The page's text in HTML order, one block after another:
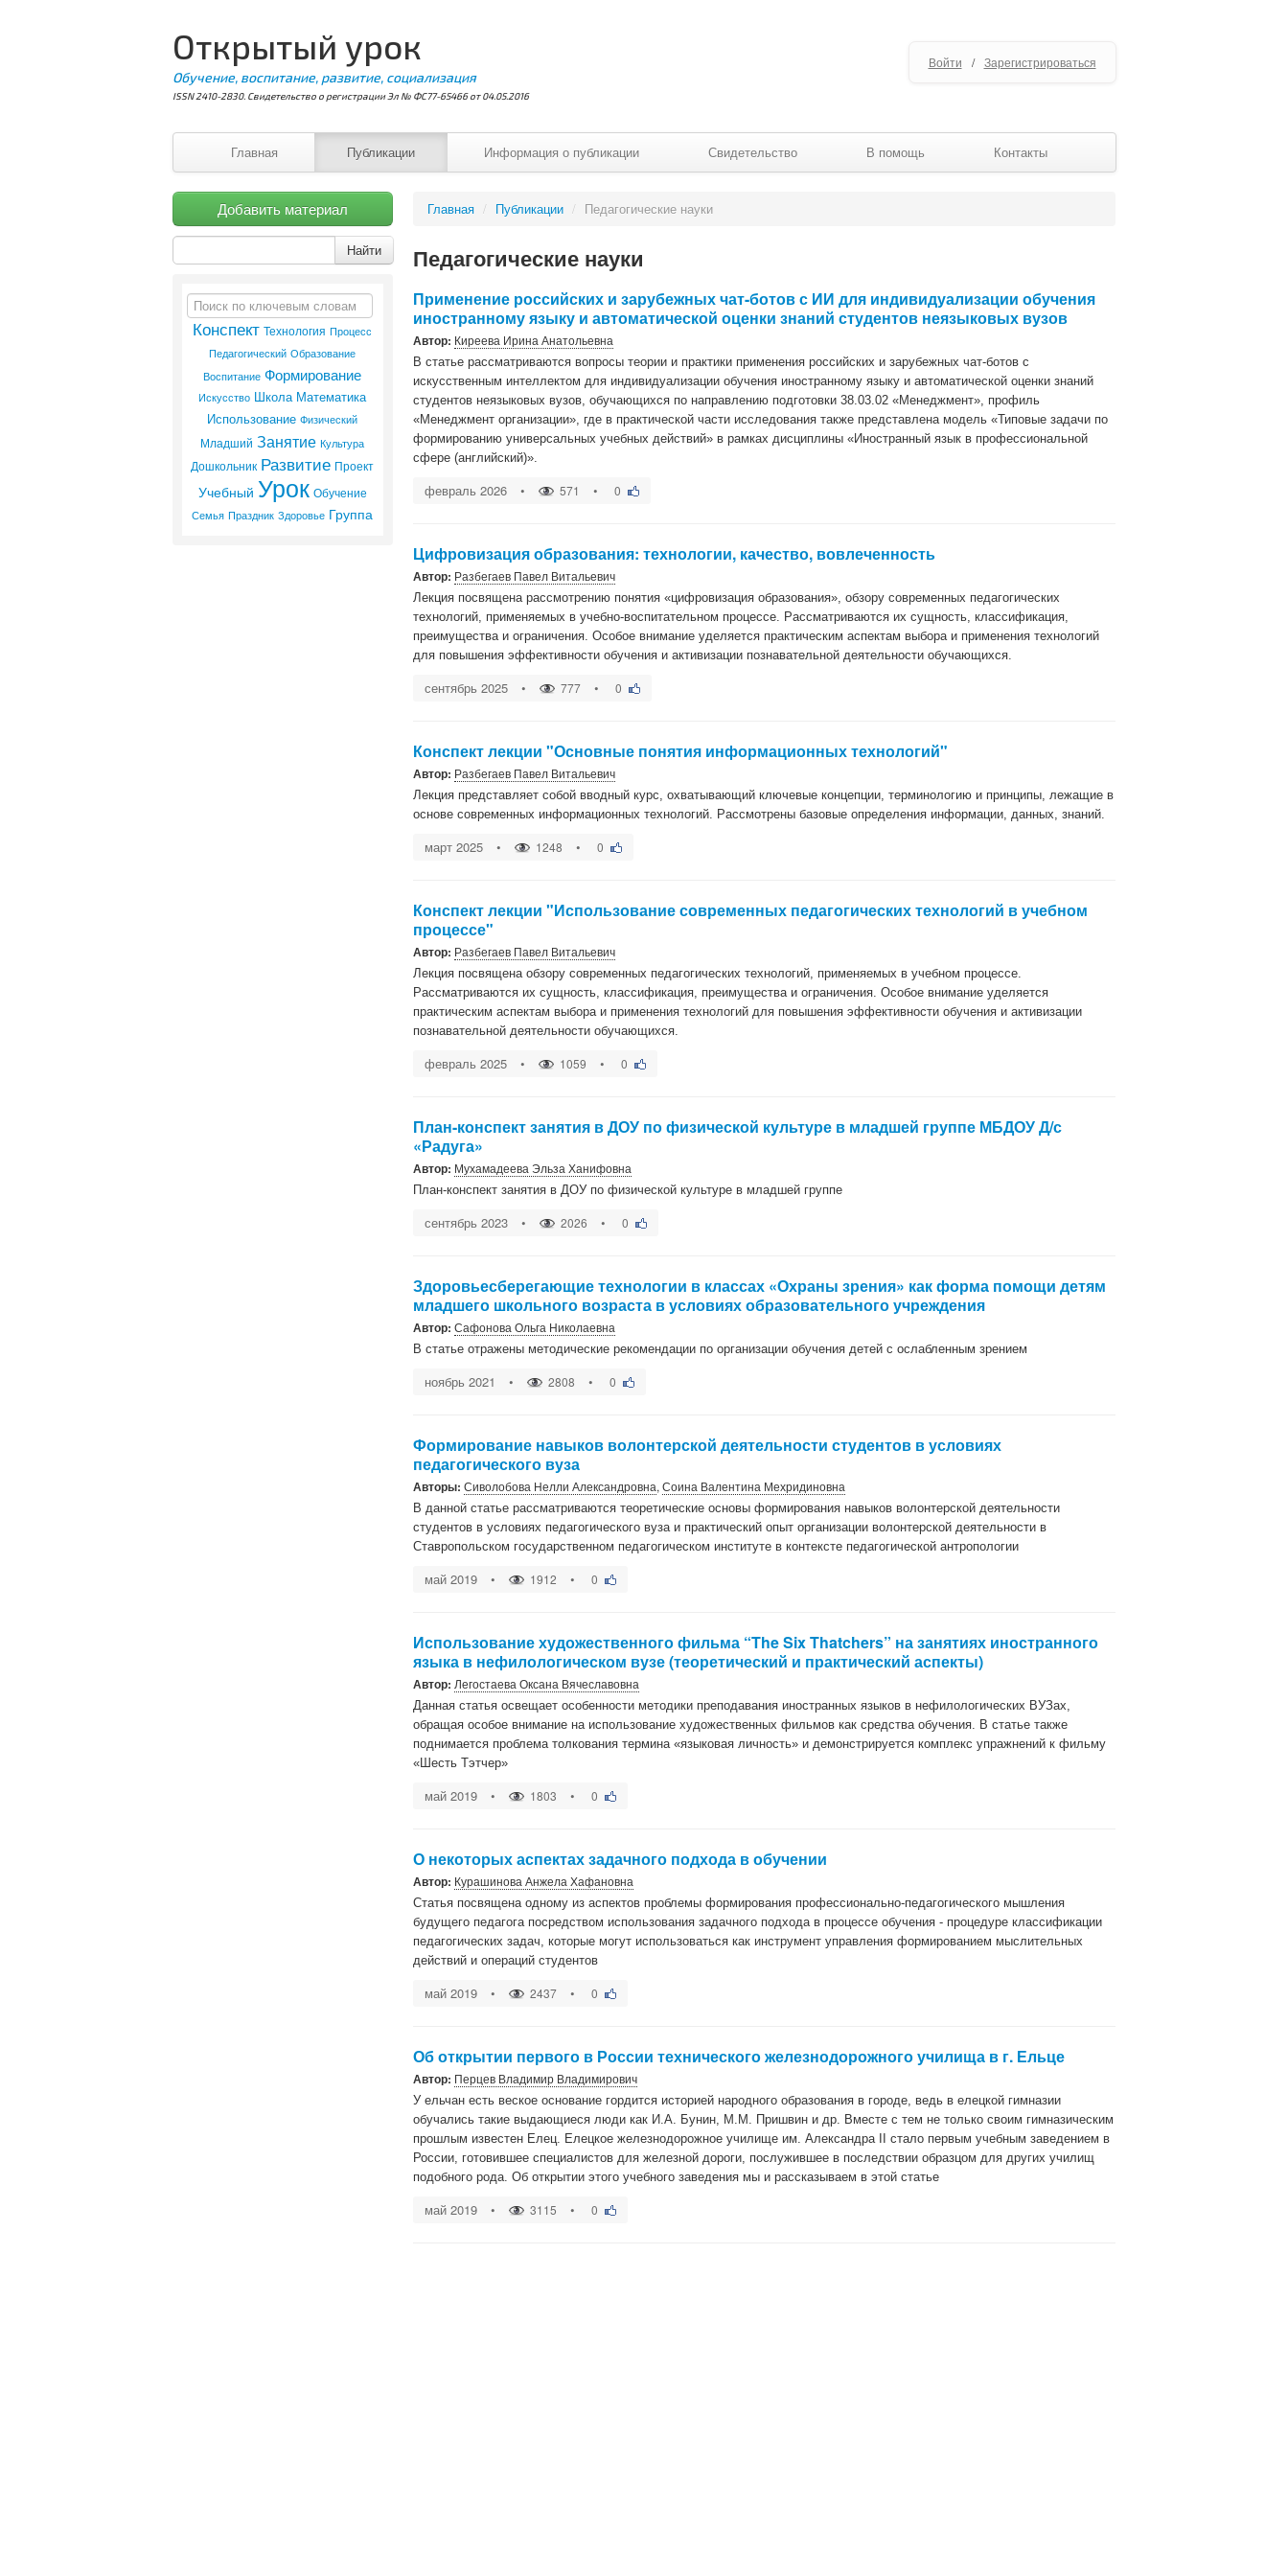
Открытый урок
Обучение, воспитание, развитие, социализация
ISSN 2410-2830. Свидетельство о регистрации Эл № ФС77-65466 от 04.05.2016
Войти / Зарегистрироваться
Главная Публикации Информация о публикации Свидетельство В помощь Контакты
Добавить материал
Найти
Конспект Технология Процесс
Педагогический Образование
Воспитание Формирование
Искусство Школа Математика
Использование Физический
Младший Занятие Культура
Дошкольник Развитие Проект
Учебный Урок Обучение
Семья Праздник Здоровье Группа
Главная / Публикации / Педагогические науки
Педагогические науки
Применение российских и зарубежных чат-ботов с ИИ для индивидуализации обучения
иностранному языку и автоматической оценки знаний студентов неязыковых вузов
Автор: Киреева Ирина Анатольевна
В статье рассматриваются вопросы теории и практики применения российских и зарубежных чат-ботов с
искусственным интеллектом для индивидуализации обучения иностранному языку и автоматической оценки знаний
студентов неязыковых вузов, обучающихся по направлению подготовки 38.03.02 «Менеджмент», профиль
«Менеджмент организации», где в практической части исследования также представлена модель «Типовые задачи по
формированию универсальных учебных действий» в рамках дисциплины «Иностранный язык в профессиональной
сфере (английский)».
февраль 2026 • 571 • 0
Цифровизация образования: технологии, качество, вовлеченность
Автор: Разбегаев Павел Витальевич
Лекция посвящена рассмотрению понятия «цифровизация образования», обзору современных педагогических
технологий, применяемых в учебно-воспитательном процессе. Рассматриваются их сущность, классификация,
преимущества и ограничения. Особое внимание уделяется практическим аспектам выбора и применения технологий
для повышения эффективности обучения и активизации познавательной деятельности обучающихся.
сентябрь 2025 • 777 • 0
Конспект лекции "Основные понятия информационных технологий"
Автор: Разбегаев Павел Витальевич
Лекция представляет собой вводный курс, охватывающий ключевые концепции, терминологию и принципы, лежащие в
основе современных информационных технологий. Рассмотрены базовые определения информации, данных, знаний.
март 2025 • 1248 • 0
Конспект лекции "Использование современных педагогических технологий в учебном
процессе"
Автор: Разбегаев Павел Витальевич
Лекция посвящена обзору современных педагогических технологий, применяемых в учебном процессе.
Рассматриваются их сущность, классификация, преимущества и ограничения. Особое внимание уделяется
практическим аспектам выбора и применения технологий для повышения эффективности обучения и активизации
познавательной деятельности обучающихся.
февраль 2025 • 1059 • 0
План-конспект занятия в ДОУ по физической культуре в младшей группе МБДОУ Д/с
«Радуга»
Автор: Мухамадеева Эльза Ханифовна
План-конспект занятия в ДОУ по физической культуре в младшей группе
сентябрь 2023 • 2026 • 0
Здоровьесберегающие технологии в классах «Охраны зрения» как форма помощи детям
младшего школьного возраста в условиях образовательного учреждения
Автор: Сафонова Ольга Николаевна
В статье отражены методические рекомендации по организации обучения детей с ослабленным зрением
ноябрь 2021 • 2808 • 0
Формирование навыков волонтерской деятельности студентов в условиях
педагогического вуза
Авторы: Сиволобова Нелли Александровна, Соина Валентина Мехридиновна
В данной статье рассматриваются теоретические основы формирования навыков волонтерской деятельности
студентов в условиях педагогического вуза и практический опыт организации волонтерской деятельности в
Ставропольском государственном педагогическом институте в контексте педагогической антропологии
май 2019 • 1912 • 0
Использование художественного фильма “The Six Thatchers” на занятиях иностранного
языка в нефилологическом вузе (теоретический и практический аспекты)
Автор: Легостаева Оксана Вячеславовна
Данная статья освещает особенности методики преподавания иностранных языков в нефилологических ВУЗах,
обращая особое внимание на использование художественных фильмов как средства обучения. В статье также
поднимается проблема толкования термина «языковая личность» и демонстрируется комплекс упражнений к фильму
«Шесть Тэтчер»
май 2019 • 1803 • 0
О некоторых аспектах задачного подхода в обучении
Автор: Курашинова Анжела Хафановна
Статья посвящена одному из аспектов проблемы формирования профессионально-педагогического мышления
будущего педагога посредством использования задачного подхода в процессе обучения - процедуре классификации
педагогических задач, которые могут использоваться как инструмент управления формированием мыслительных
действий и операций студентов
май 2019 • 2437 • 0
Об открытии первого в России технического железнодорожного училища в г. Ельце
Автор: Перцев Владимир Владимирович
У ельчан есть веское основание гордится историей народного образования в городе, ведь в елецкой гимназии
обучались такие выдающиеся люди как И.А. Бунин, М.М. Пришвин и др. Вместе с тем не только своим гимназическим
прошлым известен Елец. Елецкое железнодорожное училище им. Александра II стало первым учебным заведением в
России, готовившее специалистов для железной дороги, послужившее в последствии образцом для других училищ
подобного рода. Об открытии этого учебного заведения мы и рассказываем в этой статье
май 2019 • 3115 • 0